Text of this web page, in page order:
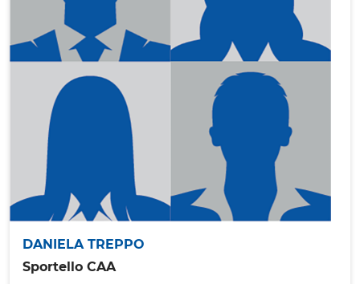
DANIELA TREPPO
Sportello CAA